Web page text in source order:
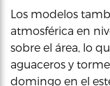
Los modelos
atmosférica en
sobre el área, lo
aguaceros y
domingo en el